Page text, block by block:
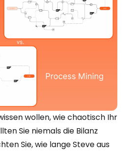
wollen, wie chaotisch Ihr
Sie niemals die Bilanz
Sie, wie lange Steve aus